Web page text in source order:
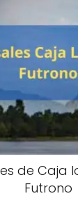
de Caja
Futrono